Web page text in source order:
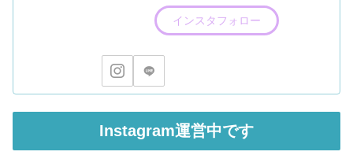
インスタフォロー
Instagram運営中です